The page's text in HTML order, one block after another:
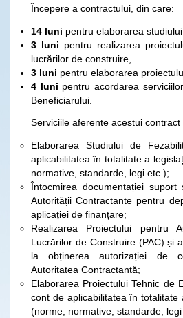
Începere a contractului, din care:
14 luni pentru elaborarea
3 luni pentru realizarea
lucrărilor de construire,
3 luni pentru elaborarea
4 luni pentru acordarea
Beneficiarului.
Serviciile aferente acestui
Elaborarea Studiului de
aplicabilitatea în totalitate a
normative, standarde, legi etc.);
Întocmirea documentației suport
Autorității Contractante pentru
aplicației de finanțare;
Realizarea Proiectului pentru
Lucrărilor de Construire (PAC) și
la obținerea autorizației de
Autoritatea Contractantă;
Elaborarea Proiectului Tehnic de
cont de aplicabilitatea în totalitate
(norme, normative, standarde,